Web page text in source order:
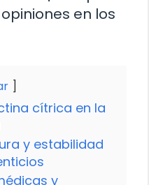
en los
cítrica en la
y estabilidad
y